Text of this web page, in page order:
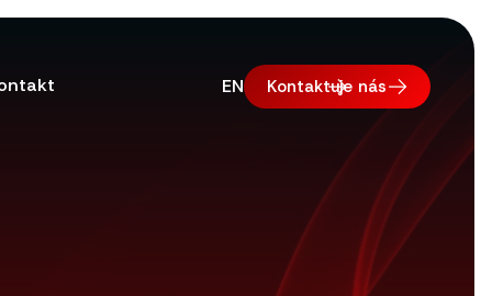
EN Kontaktuje nás